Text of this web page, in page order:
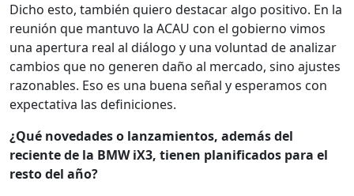
Dicho esto, también quiero destacar algo positivo. En la
reunión que mantuvo la ACAU con el gobierno vimos
una apertura real al diálogo y una voluntad de analizar
cambios que no generen daño al mercado, sino ajustes
razonables. Eso es una buena señal y esperamos con
expectativa las definiciones.
¿Qué novedades o lanzamientos, además del
reciente de la BMW iX3, tienen planificados para el
resto del año?